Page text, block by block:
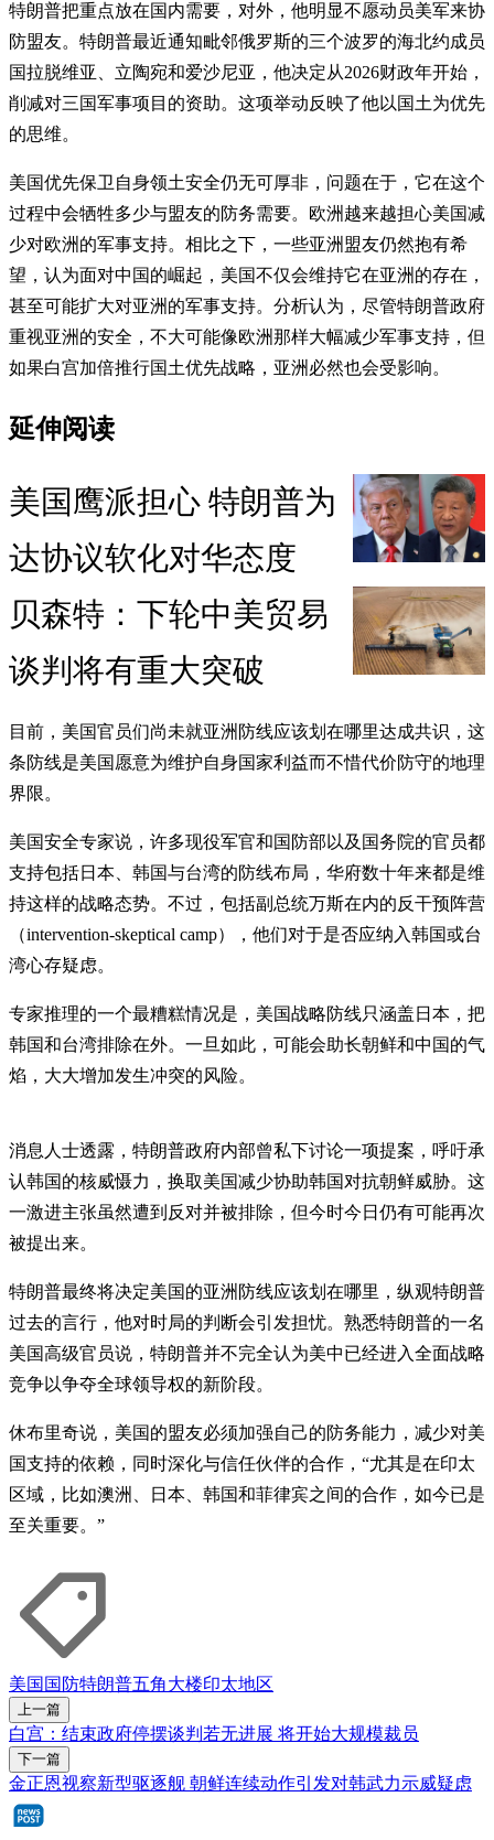
特朗普把重点放在国内需要，对外，他明显不愿动员美军来协
防盟友。特朗普最近通知毗邻俄罗斯的三个波罗的海北约成员
国拉脱维亚、立陶宛和爱沙尼亚，他决定从2026财政年开始，
削减对三国军事项目的资助。这项举动反映了他以国土为优先
的思维。
美国优先保卫自身领土安全仍无可厚非，问题在于，它在这个
过程中会牺牲多少与盟友的防务需要。欧洲越来越担心美国减
少对欧洲的军事支持。相比之下，一些亚洲盟友仍然抱有希
望，认为面对中国的崛起，美国不仅会维​​持它在亚洲的存在，
甚至可能扩大对亚洲的军事支持。分析认为，尽管特朗普政府
重视亚洲的安全，不大可能像欧洲那样大幅减少军事支持，但
如果白宫加倍推行国土优先战略，亚洲必然也会受影响。
延伸阅读
美国鹰派担心 特朗普为
达协议软化对华态度
贝森特：下轮中美贸易
谈判将有重大突破
目前，美国官员们尚未就亚洲防线应该划在哪里达成共识，这
条防线是美国愿意为维护自身国家利益而不惜代价防守的地理
界限。
美国安全专家说，许多现役军官和国防部以及国务院的官员都
支持包括日本、韩国与台湾的防线布局，华府数十年来都是维
持这样的战略态势。不过，包括副总统万斯在内的反干预阵营
（intervention-skeptical camp），他们对于是否应纳入韩国或台
湾心存疑虑。
专家推理的一个最糟糕情况是，美国战略防线只涵盖日本，把
韩国和台湾排除在外。一旦如此，可能会助长朝鲜和中国的气
焰，大大增加发生冲突的风险。
消息人士透露，特朗普政府内部曾私下讨论一项提案，呼吁承
认韩国的核威慑力，换取美国减少协助韩国对抗朝鲜威胁。这
一激进主张虽然遭到反对并被排除，但今时今日仍有可能再次
被提出来。
特朗普最终将决定美国的亚洲防线应该划在哪里，纵观特朗普
过去的言行，他对时局的判断会引发担忧。熟悉特朗普的一名
美国高级官员说，特朗普并不完全认为美中已经进入全面战略
竞争以争夺全球领导权的新阶段。
休布里奇说，美国的盟友必须加强自己的防务能力，减少对美
国支持的依赖，同时深化与信任伙伴的合作，“尤其是在印太
区域，比如澳洲、日本、韩国和菲律宾之间的合作，如今已是
至关重要。”
美国 国防特朗普五角大楼印太地区
上一篇
白宫：结束政府停摆谈判若无进展 将开始大规模裁员
下一篇
金正恩视察新型驱逐舰 朝鲜连续动作引发对韩武力示威疑虑